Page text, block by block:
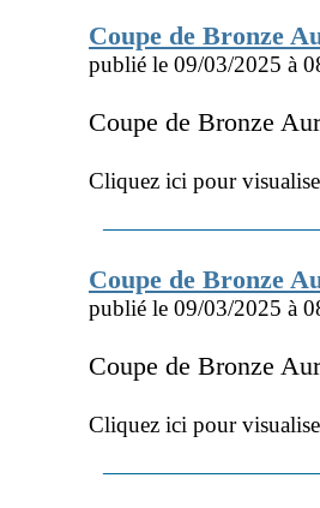
Coupe de Bronze
publié le 09/03/2025 à
Coupe de Bronze
Cliquez ici pour
Coupe de Bronze
publié le 09/03/2025 à
Coupe de Bronze
Cliquez ici pour